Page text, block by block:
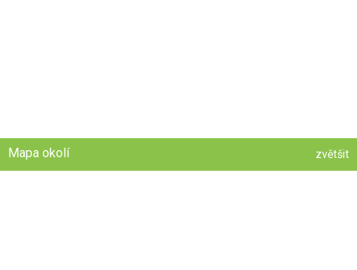
Mapa okolí zvětšit